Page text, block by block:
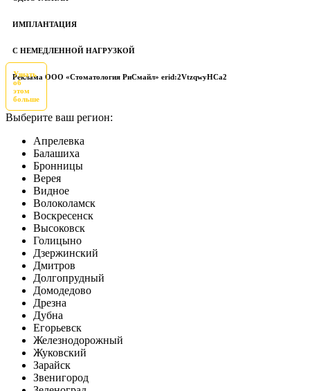
ИМПЛАНТАЦИЯ
С НЕМЕДЛЕННОЙ НАГРУЗКОЙ
Реклама ООО «Стоматология РиСмайл» erid:2VtzqwyHCa2
Узнать
об
этом
больше
Выберите ваш регион:
Апрелевка
Балашиха
Бронницы
Верея
Видное
Волоколамск
Воскресенск
Высоковск
Голицыно
Дзержинский
Дмитров
Долгопрудный
Домодедово
Дрезна
Дубна
Егорьевск
Железнодорожный
Жуковский
Зарайск
Звенигород